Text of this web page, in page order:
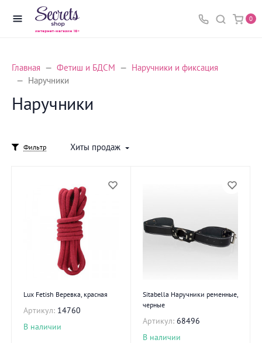
0
Главная Фетиш и БДСМ
Наручники и фиксация
Наручники
Наручники
Фильтр Хиты продаж
Lux Fetish Веревка, красная
Артикул: 14760
В наличии
Sitabella Наручники ременные,
черные
Артикул: 68496
В наличии